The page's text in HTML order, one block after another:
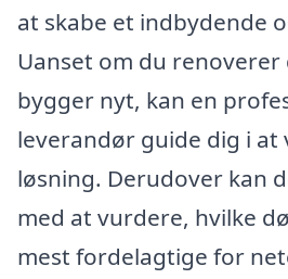
at skabe et indbydende
Uanset om du
bygger nyt, kan en
leverandør guide dig i
løsning. Derudover kan
med at vurdere, hvilke
mest fordelagtige for